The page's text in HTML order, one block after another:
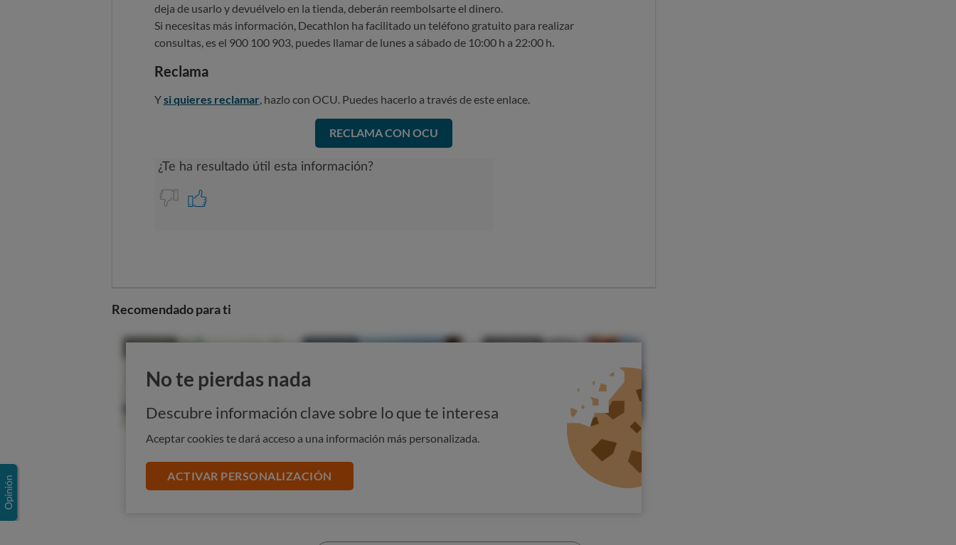
deja de usarlo y devuélvelo en la tienda, deberán reembolsarte el dinero.
Si necesitas más información, Decathlon ha facilitado un teléfono gratuito para realizar
consultas, es el 900 100 903, puedes llamar de lunes a sábado de 10:00 h a 22:00 h.
Reclama
Ysi quieres reclamar , hazlo con OCU. Puedes hacerlo a través de este enlace.
RECLAMA CON OCU
Recomendado para ti
No te pierdas nada
Descubre información clave sobre lo que te interesa
Aceptar cookies te dará acceso a una información más personalizada.
ACTIVAR PERSONALIZACIÓN